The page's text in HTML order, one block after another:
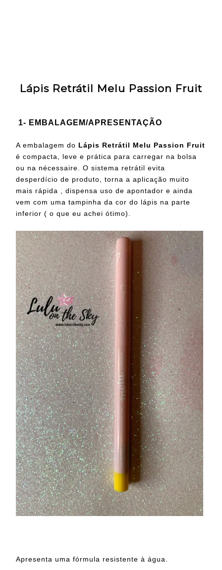
Lápis Retrátil Melu Passion Fruit
1- EMBALAGEM/APRESENTAÇÃO
A embalagem do Lápis Retrátil Melu Passion Fruit
é compacta, leve e prática para carregar na bolsa
ou na nécessaire. O sistema retrátil evita
desperdício de produto, torna a aplicação muito
mais rápida , dispensa uso de apontador e ainda
vem com uma tampinha da cor do lápis na parte
inferior ( o que eu achei ótimo).
Apresenta uma fórmula resistente à água.